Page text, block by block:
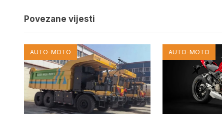
Povezane vijesti
AUTO-MOTO AUTO-MOTO